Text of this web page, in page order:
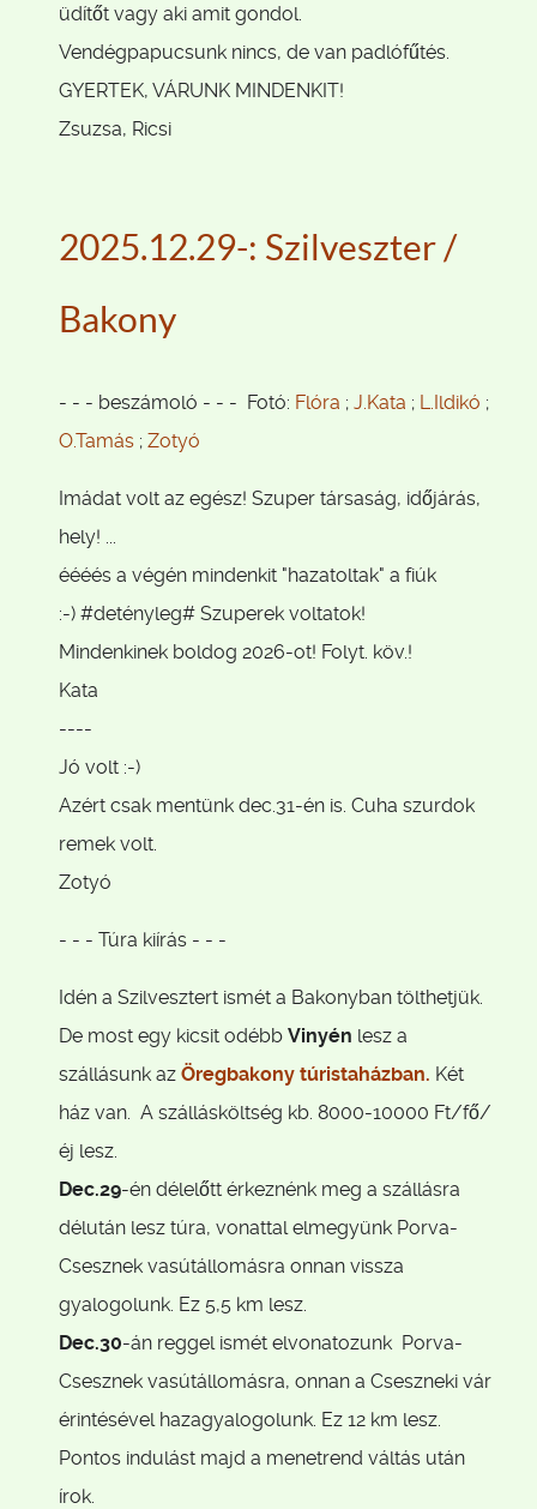
üdítőt vagy aki amit gondol.
Vendégpapucsunk nincs, de van padlófűtés.
GYERTEK, VÁRUNK MINDENKIT!
Zsuzsa, Ricsi
2025.12.29-: Szilveszter /
Bakony
- - - beszámoló - - - Fotó: Flóra ; J.Kata ; L.Ildikó ;
O.Tamás ; Zotyó
Imádat volt az egész! Szuper társaság, időjárás,
hely! ...
éééés a végén mindenkit "hazatoltak" a fiúk
:-) #detényleg# Szuperek voltatok!
Mindenkinek boldog 2026-ot! Folyt. köv.!
Kata
----
Jó volt :-)
Azért csak mentünk dec.31-én is. Cuha szurdok
remek volt.
Zotyó
- - - Túra kiírás - - -
Idén a Szilvesztert ismét a Bakonyban tölthetjük.
De most egy kicsit odébb Vinyén lesz a
szállásunk az Öregbakony túristaházban. Két
ház van. A szállásköltség kb. 8000-10000 Ft/fő/
éj lesz.
Dec.29-én délelőtt érkeznénk meg a szállásra
délután lesz túra, vonattal elmegyünk Porva-
Csesznek vasútállomásra onnan vissza
gyalogolunk. Ez 5,5 km lesz.
Dec.30-án reggel ismét elvonatozunk Porva-
Csesznek vasútállomásra, onnan a Cseszneki vár
érintésével hazagyalogolunk. Ez 12 km lesz.
Pontos indulást majd a menetrend váltás után
írok.